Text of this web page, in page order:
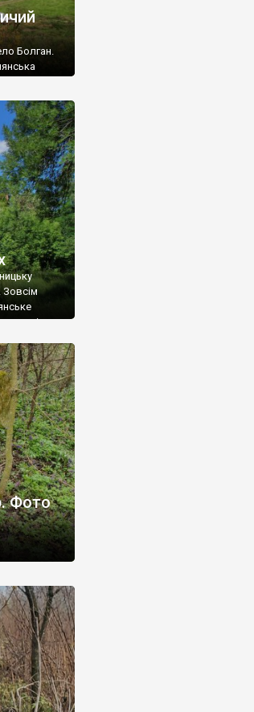
Болган.
які
1940
Зовсім
далі,
у траві –
Фото